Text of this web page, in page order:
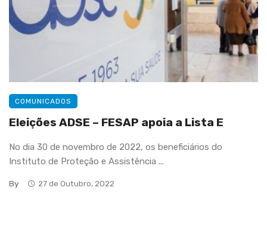
COMUNICADOS
Eleições ADSE – FESAP apoia a Lista E
No dia 30 de novembro de 2022, os beneficiários do
Instituto de Proteção e Assistência ...
By 27 de Outubro, 2022